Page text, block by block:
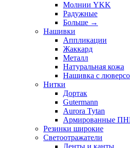
Молнии YKK
Радужные
Больше →
Нашивки
Аппликации
Жаккард
Металл
Натуральная кожа
Нашивка с
Нитки
Дортак
Gutermann
Aurora Tytan
Армированные
Резинки широкие
Светоотражатели
Ленты и канты